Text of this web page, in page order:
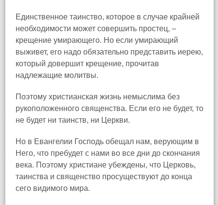
Единственное таинство, которое в случае крайней
необходимости может совершить простец, –
крещение умирающего. Но если умирающий
выживет, его надо обязательно представить иерею,
который довершит крещение, прочитав
надлежащие молитвы.
Поэтому христианская жизнь немыслима без
рукоположенного священства. Если его не будет, то
не будет ни таинств, ни Церкви.
Но в Евангелии Господь обещал нам, верующим в
Него, что пребудет с нами во все дни до скончания
века. Поэтому христиане убеждены, что Церковь,
таинства и священство просуществуют до конца
сего видимого мира.